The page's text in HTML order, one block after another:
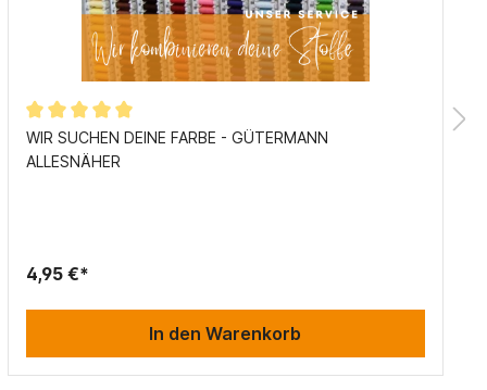
WIR SUCHEN DEINE FARBE - GÜTERMANN
ALLESNÄHER
4,95 €*
In den Warenkorb